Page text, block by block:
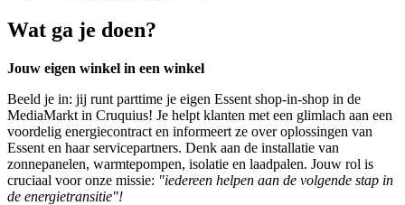
Wat ga je doen?
Jouw eigen winkel in een winkel
Beeld je in: jij runt parttime je eigen Essent shop-in-shop in de
MediaMarkt in Cruquius! Je helpt klanten met een glimlach aan een
voordelig energiecontract en informeert ze over oplossingen van
Essent en haar servicepartners. Denk aan de installatie van
zonnepanelen, warmtepompen, isolatie en laadpalen. Jouw rol is
cruciaal voor onze missie: "iedereen helpen aan de volgende stap in
de energietransitie"!